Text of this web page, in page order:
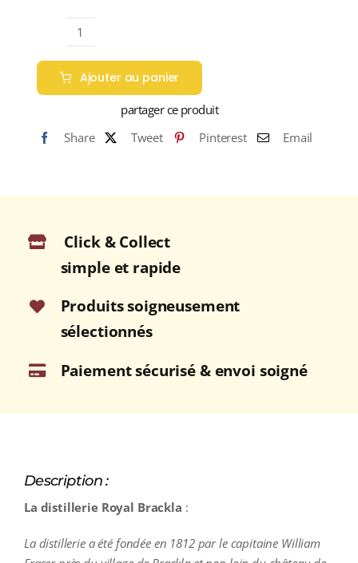
quantité
de
ROYAL
BRACKLA
ans
Malt
(ÉCOSSE
Highlands
du
70cl
Ajouter au panier
partager ce produit
Share
Tweet Pinterest Email
Click & Collect
simple et rapide
Produits soigneusement
sélectionnés
Paiement sécurisé & envoi soigné
Description :
La distillerie Royal Brackla :
La distillerie a été fondée en 1812 par le capitaine William